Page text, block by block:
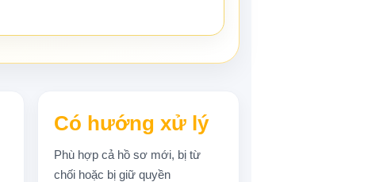
Có hướng xử lý
Phù hợp cả hồ sơ mới, bị từ
chối hoặc bị giữ quyền